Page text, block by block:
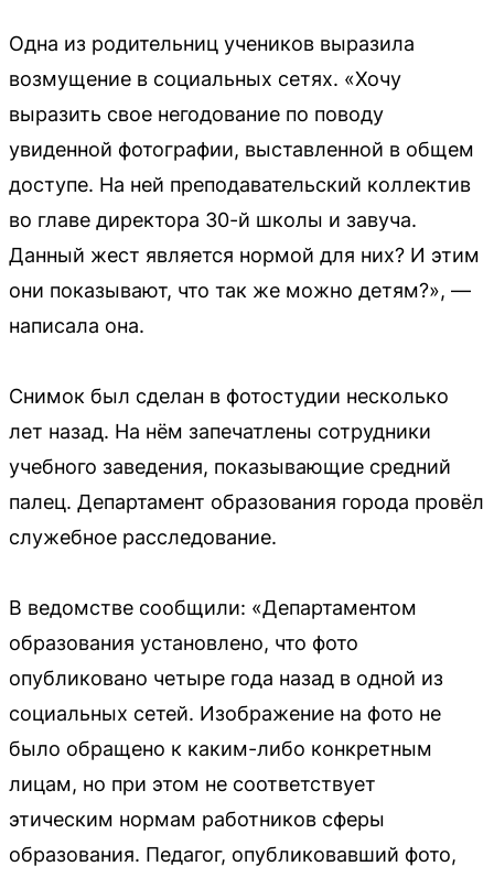
Одна из родительниц учеников выразила
возмущение в социальных сетях. «Хочу
выразить свое негодование по поводу
увиденной фотографии, выставленной в общем
доступе. На ней преподавательский коллектив
во главе директора 30-й школы и завуча.
Данный жест является нормой для них? И этим
они показывают, что так же можно детям?», —
написала она.
Снимок был сделан в фотостудии несколько
лет назад. На нём запечатлены сотрудники
учебного заведения, показывающие средний
палец. Департамент образования города провёл
служебное расследование.
В ведомстве сообщили: «Департаментом
образования установлено, что фото
опубликовано четыре года назад в одной из
социальных сетей. Изображение на фото не
было обращено к каким-либо конкретным
лицам, но при этом не соответствует
этическим нормам работников сферы
образования. Педагог, опубликовавший фото,